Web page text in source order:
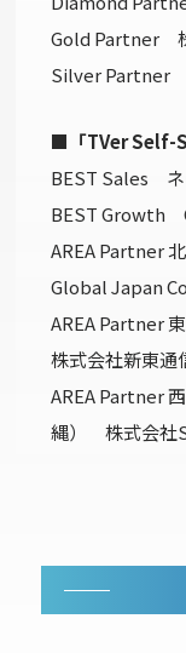
Gold Partner
Silver Partner
■「TVer Self-
BEST Sales ネ
BEST Growth
AREA Partner
Global Japan
AREA Partner
株式会社新東通
AREA Partner
縄） 株式会社